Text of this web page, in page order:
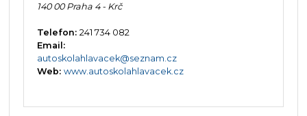
140 00 Praha 4 - Krč
Telefon: 241 734 082
Email:
autoskolahlavacek@seznam.cz
Web: www.autoskolahlavacek.cz